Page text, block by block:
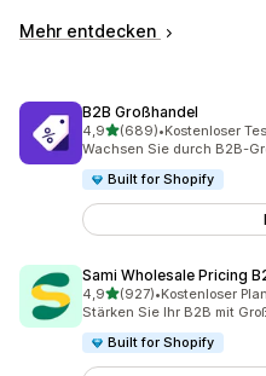
Mehr entdecken
B2B Großhandel
4,9von 5 Sternen
(689)
689 Rezensionen
•Kostenloser
Wachsen Sie durch B2B-
Built for Shopify
Sami Wholesale Pricing
4,9von 5 Sternen
(927)
927 Rezensionen insgesamt
•Kostenloser
Stärken Sie Ihr B2B mit
Built for Shopify